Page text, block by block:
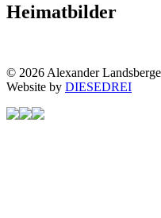
Heimatbilder
© 2026 Alexander
Website by DIESEDREI